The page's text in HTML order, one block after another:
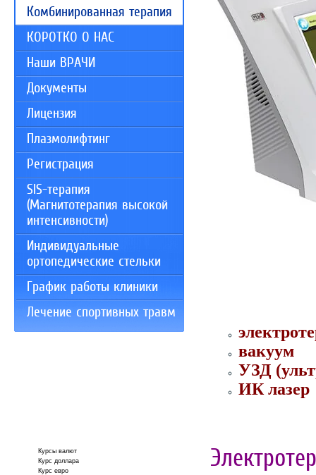
Комбинированная терапия
КОРОТКО О НАС
Наши ВРАЧИ
Документы
Лицензия
Плазмолифтинг
Регистрация
SIS-терапия
(Магнитотерапия высокой
интенсивности)
Индивидуальные
ортопедические стельки
График работы клиники
Лечение спортивных травм
Курсы валют
Курс доллара
Курс евро
вакуум
УЗД
ИК лазер